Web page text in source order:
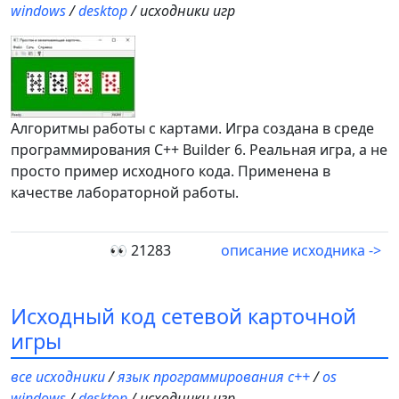
windows/desktop/ исходники игр
Алгоритмы работы с картами. Игра создана в среде
программирования C++ Builder 6. Реальная игра, а не
просто пример исходного кода. Применена в
качестве лабораторной работы.
👀 21283 описание исходника ->
Исходный код сетевой карточной
игры
все исходники/язык программирования c++/os